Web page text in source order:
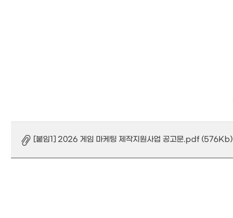
[붙임1] 2026 게임 마케팅 제작지원사업 공고문.pdf (576Kb)